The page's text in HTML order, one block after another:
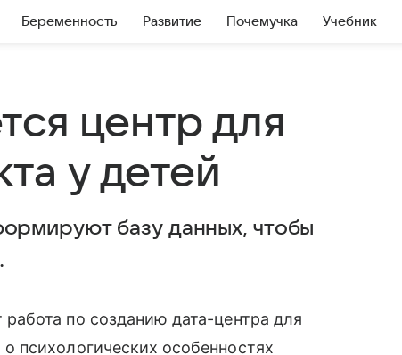
Беременность Развитие Почемучка Учебник
центр для
у детей
базу данных, чтобы
по созданию дата-центра для
психологических особенностях